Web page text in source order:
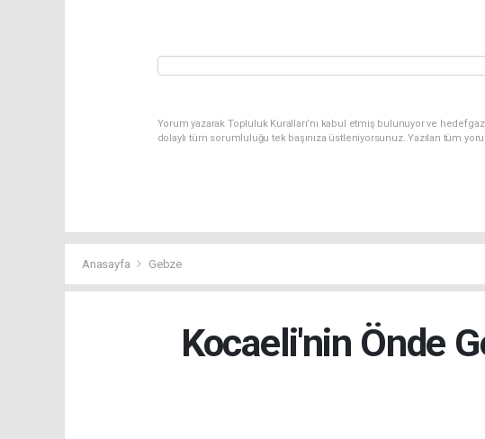
Yorum yazarak Topluluk Kuralları’nı kabul etmiş bulunuyor ve
dolaylı tüm sorumluluğu tek başınıza üstleniyorsunuz. Yazılan tüm
Anasayfa Gebze
Kocaeli'nin Önde